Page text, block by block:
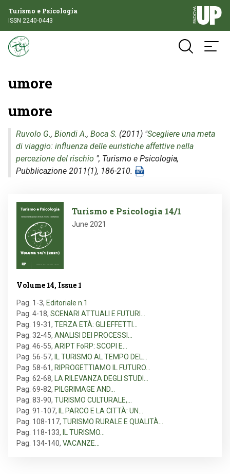
Turismo e Psicologia
ISSN 2240-0443
umore
umore
Ruvolo G., Biondi A., Boca S. (2011) "Scegliere una meta
di viaggio: influenza delle euristiche affettive nella
percezione del rischio ", Turismo e Psicologia,
Pubblicazione 2011(1), 186-210.
Image
Turismo e Psicologia 14/1
June 2021
Volume 14, Issue 1
Pag. 1-3, Editoriale n.1
Pag. 4-18, SCENARI ATTUALI E FUTURI…
Pag. 19-31, TERZA ETÀ: GLI EFFETTI…
Pag. 32-45, ANALISI DEI PROCESSI…
Pag. 46-55, ARIPT FoRP: SCOPI E…
Pag. 56-57,
IL TURISMO AL TEMPO DEL…
Pag. 58-61, RIPROGETTIAMO IL FUTURO…
Pag. 62-68,
LA RILEVANZA DEGLI STUDI…
Pag. 69-82, PILGRIMAGE AND…
Pag. 83-90, TURISMO CULTURALE,…
Pag. 91-107,
IL PARCO E LA CITTÀ: UN…
Pag. 108-117, TURISMO RURALE E QUALITÀ…
Pag. 118-133,
IL TURISMO…
Pag. 134-140, VACANZE…